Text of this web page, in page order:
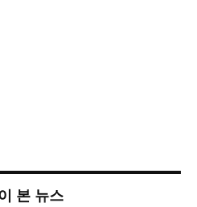
본 뉴스